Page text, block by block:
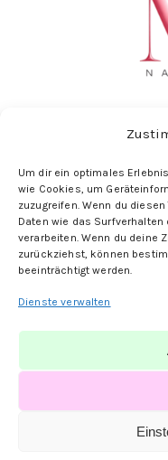
Um dir ein optimales
wie Cookies, um
zuzugreifen. Wenn du
Daten wie das
verarbeiten. Wenn du deine
zurückziehst, können
beeinträchtigt werden.
Dienste verwalten